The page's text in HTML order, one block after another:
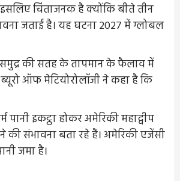
चिंताजनक है क्योंकि बीते तीन
जताई है। यह घटना 2027 में ग्लोबल
समुद्र की सतह के तापमान के फैलाव में
ऑफ मेटियोरोलॉजी ने कहा है कि
इकट्ठा होकर अमेरिकी महाद्वीप
संभावना बता रहे हैं। अमेरिकी एजेंसी
जमा है।